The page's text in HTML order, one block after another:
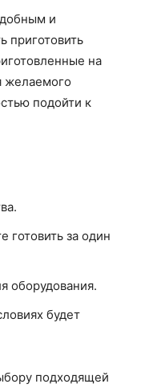
и
приготовить
на
желаемого
подойти к
готовить за один
оборудования.
будет
подходящей